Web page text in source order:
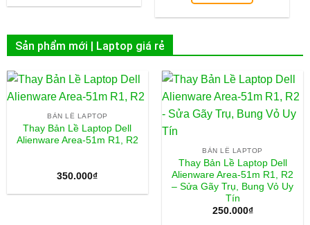
Sản phẩm mới | Laptop giá rẻ
BẢN LỀ LAPTOP
Thay Bản Lề Laptop Dell
Alienware Area-51m R1, R2
350.000₫
BẢN LỀ LAPTOP
Thay Bản Lề Laptop Dell
Alienware Area-51m R1, R2
– Sửa Gãy Trụ, Bung Vỏ Uy
Tín
250.000₫